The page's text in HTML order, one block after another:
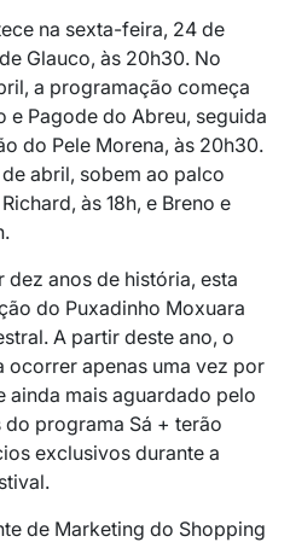
na sexta-feira, 24 de
Glauco, às 20h30. No
a programação começa
e Pagode do Abreu, seguida
do Pele Morena, às 20h30.
abril, sobem ao palco
às 18h, e Breno e
dez anos de história, esta
do Puxadinho Moxuara
A partir deste ano, o
ocorrer apenas uma vez por
ainda mais aguardado pelo
programa Sá + terão
exclusivos durante a
de Marketing do Shopping